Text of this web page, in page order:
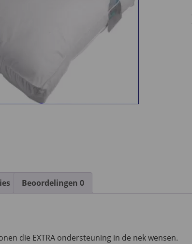
Beoordelingen 0
die EXTRA ondersteuning in de nek wensen.